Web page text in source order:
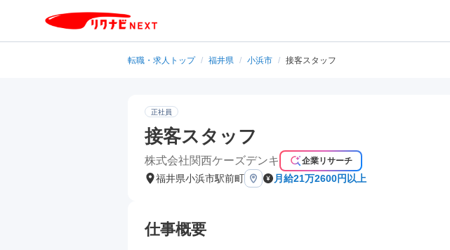
転職・求人トップ / 福井県 / 小浜市 / 接客スタッフ
正社員
接客スタッフ
株式会社関西ケーズデンキ 企業リサーチ
福井県小浜市駅前町 月給21万2600円以上
仕事概要